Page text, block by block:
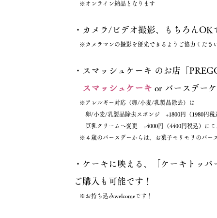
※オンライン納品となります
・カメラ/ビデオ撮影、もちろんOK
※カメラマンの撮影を優先できるようご協力くださ
・スマッシュケーキ のお店「
スマッシュケーキ or バースデー
※アレルギー対応（卵/小麦/乳製品除去）は
卵/小麦/乳製品除去スポンジ +1800円（1980円税
豆乳クリームへ変更 +4000円（4400円税込）にて
※４歳のバースデーからは、お菓子モリモリのバー
・ケーキに映える、「ケーキトッ
ご購入も可能です！
※お持ち込みwelcomeです！